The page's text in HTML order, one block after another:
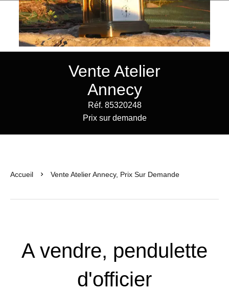
Vente Atelier
Annecy
Réf. 85320248
Prix sur demande
Accueil Vente Atelier Annecy, Prix Sur Demande
A vendre, pendulette
d'officier